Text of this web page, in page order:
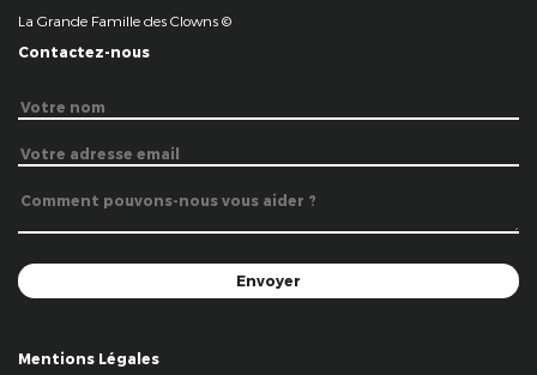
La Grande Famille des Clowns ©
Contactez-nous
Mentions Légales